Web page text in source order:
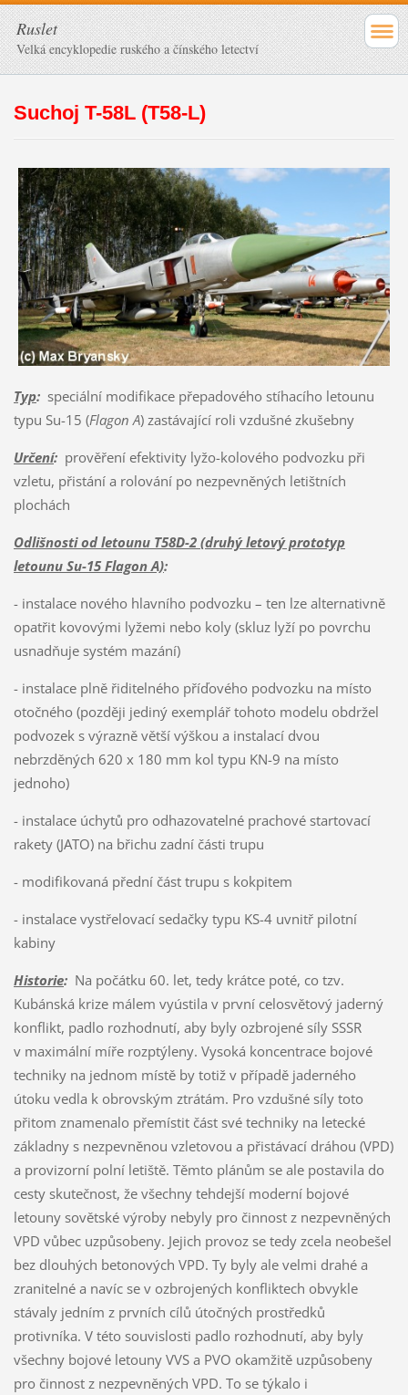
Ruslet
Velká encyklopedie ruského a čínského letectví
Suchoj T-58L (T58-L)
Typ:speciální modifikace přepadového stíhacího letounu
typu Su-15 (Flagon A) zastávající roli vzdušné zkušebny
Určení:prověření efektivity lyžo-kolového podvozku při
vzletu, přistání a rolování po nezpevněných letištních
plochách
Odlišnosti od letounu T58D-2 (druhý letový prototyp
letounu Su-15 Flagon A):
- instalace nového hlavního podvozku – ten lze alternativně
opatřit kovovými lyžemi nebo koly (skluz lyží po povrchu
usnadňuje systém mazání)
- instalace plně řiditelného příďového podvozku na místo
otočného (později jediný exemplář tohoto modelu obdržel
podvozek s výrazně větší výškou a instalací dvou
nebrzděných 620 x 180 mm kol typu KN-9 na místo
jednoho)
- instalace úchytů pro odhazovatelné prachové startovací
rakety (JATO) na břichu zadní části trupu
- modifikovaná přední část trupu s kokpitem
- instalace vystřelovací sedačky typu KS-4 uvnitř pilotní
kabiny
Historie:Na počátku 60. let, tedy krátce poté, co tzv.
Kubánská krize málem vyústila v první celosvětový jaderný
konflikt, padlo rozhodnutí, aby byly ozbrojené síly SSSR
v maximální míře rozptýleny. Vysoká koncentrace bojové
techniky na jednom místě by totiž v případě jaderného
útoku vedla k obrovským ztrátám. Pro vzdušné síly toto
přitom znamenalo přemístit část své techniky na letecké
základny s nezpevněnou vzletovou a přistávací dráhou (VPD)
a provizorní polní letiště. Těmto plánům se ale postavila do
cesty skutečnost, že všechny tehdejší moderní bojové
letouny sovětské výroby nebyly pro činnost z nezpevněných
VPD vůbec uzpůsobeny. Jejich provoz se tedy zcela neobešel
bez dlouhých betonových VPD. Ty byly ale velmi drahé a
zranitelné a navíc se v ozbrojených konfliktech obvykle
stávaly jedním z prvních cílů útočných prostředků
protivníka. V této souvislosti padlo rozhodnutí, aby byly
všechny bojové letouny VVS a PVO okamžitě uzpůsobeny
pro činnost z nezpevněných VPD. To se týkalo i